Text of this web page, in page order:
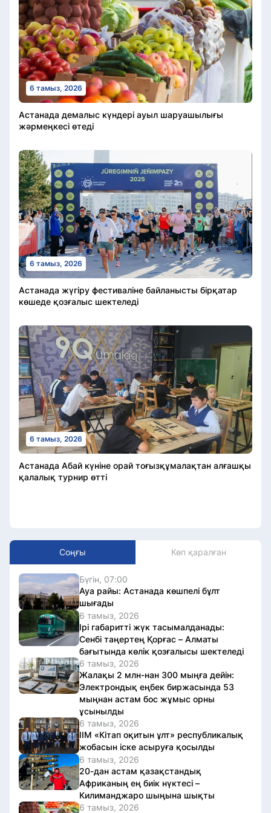
6 тамыз, 2026
Астанада демалыс күндері ауыл шаруашылығы
жәрмеңкесі өтеді
6 тамыз, 2026
Астанада жүгіру фестиваліне байланысты бірқатар
көшеде қозғалыс шектеледі
6 тамыз, 2026
Астанада Абай күніне орай тоғызқұмалақтан алғашқы
қалалық турнир өтті
Соңғы Көп қаралған
Бүгін, 07:00
Ауа райы: Астанада көшпелі бұлт
шығады
6 тамыз, 2026
Ірі габаритті жүк тасымалданады:
Сенбі таңертең Қорғас – Алматы
бағытында көлік қозғалысы шектеледі
6 тамыз, 2026
Жалақы 2 млн-нан 300 мыңға дейін:
Электрондық еңбек биржасында 53
мыңнан астам бос жұмыс орны
ұсынылды
6 тамыз, 2026
ІІМ «Кітап оқитын ұлт» республикалық
жобасын іске асыруға қосылды
6 тамыз, 2026
20-дан астам қазақстандық
Африканың ең биік нүктесі –
Килиманджаро шыңына шықты
6 тамыз, 2026